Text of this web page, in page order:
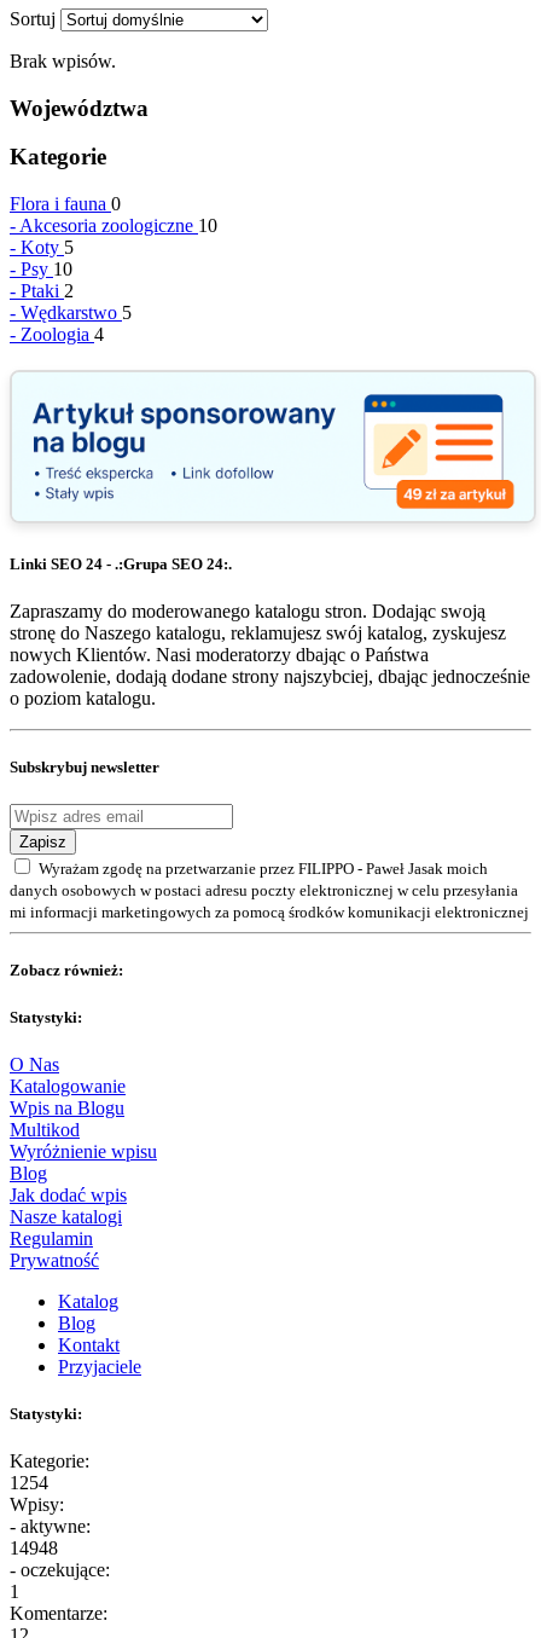
Sortuj
Brak wpisów.
Województwa
Kategorie
Flora i fauna 0
- Akcesoria zoologiczne 10
- Koty 5
- Psy 10
- Ptaki 2
- Wędkarstwo 5
- Zoologia 4
Linki SEO 24 - .:Grupa SEO 24:.
Zapraszamy do moderowanego katalogu stron. Dodając swoją
stronę do Naszego katalogu, reklamujesz swój katalog, zyskujesz
nowych Klientów. Nasi moderatorzy dbając o Państwa
zadowolenie, dodają dodane strony najszybciej, dbając jednocześnie
o poziom katalogu.
Subskrybuj newsletter
Zapisz
Wyrażam zgodę na przetwarzanie przez FILIPPO - Paweł Jasak moich
danych osobowych w postaci adresu poczty elektronicznej w celu przesyłania
mi informacji marketingowych za pomocą środków komunikacji elektronicznej
Zobacz również:
Statystyki:
O Nas
Katalogowanie
Wpis na Blogu
Multikod
Wyróżnienie wpisu
Blog
Jak dodać wpis
Nasze katalogi
Regulamin
Prywatność
Katalog
Blog
Kontakt
Przyjaciele
Statystyki:
Kategorie:
1254
Wpisy:
- aktywne:
14948
- oczekujące:
1
Komentarze: